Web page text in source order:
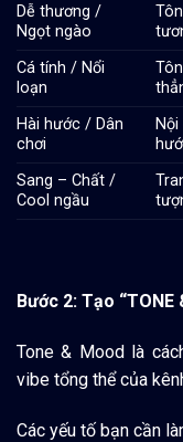
Dễ thương /
Ngọt ngào
Cá tính / Nổi
loạn
Hài hước / Dân
chơi
Sang – Chất /
Cool ngầu
Bước 2: Tạo “TONE
Tone & Mood là
vibe tổng thể của
Các yếu tố bạn cần